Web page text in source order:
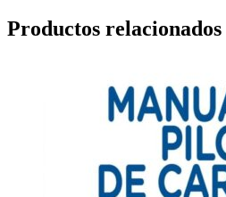
Productos relacionados